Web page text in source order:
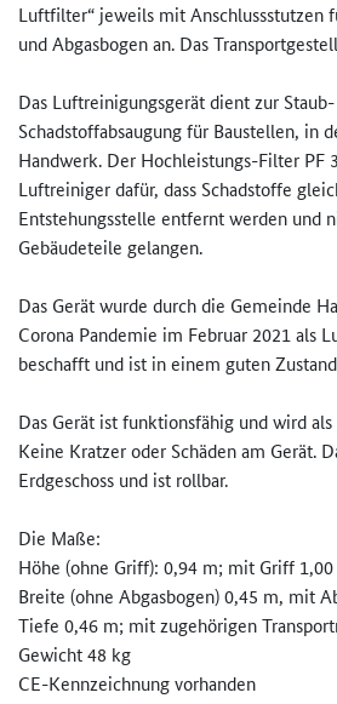
Luftfilter“ jeweils mit Anschlussstutzen
und Abgasbogen an. Das
Das Luftreinigungsgerät dient zur
Schadstoffabsaugung für Baustellen, in
Handwerk. Der Hochleistungs-Filter PF
Luftreiniger dafür, dass Schadstoffe
Entstehungsstelle entfernt werden und
Gebäudeteile gelangen.
Das Gerät wurde durch die Gemeinde
Corona Pandemie im Februar 2021 als
beschafft und ist in einem guten
Das Gerät ist funktionsfähig und wird
Keine Kratzer oder Schäden am Gerät.
Erdgeschoss und ist rollbar.
Die Maße:
Höhe (ohne Griff): 0,94 m; mit Griff
Breite (ohne Abgasbogen) 0,45 m, mit
Tiefe 0,46 m; mit zugehörigen
Gewicht 48 kg
CE-Kennzeichnung vorhanden